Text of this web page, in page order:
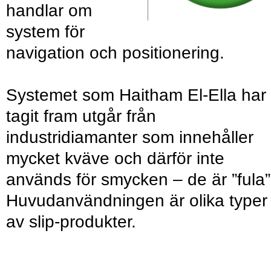
handlar om
system för
navigation och positionering.
Systemet som Haitham El-Ella har
tagit fram utgår från
industridiamanter som inne­håller
mycket kväve och därför inte
används för smycken – de är
Huvudanvändningen är olika typer
av slip-produkter.